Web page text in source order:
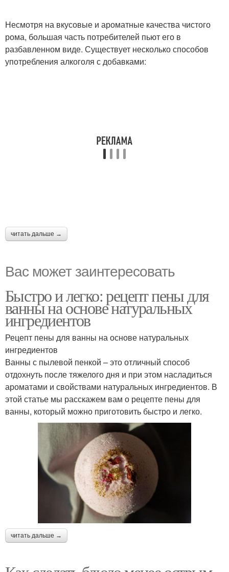
Несмотря на вкусовые и ароматные качества чистого
рома, большая часть потребителей пьют его в
разбавленном виде. Существует несколько способов
употребления алкоголя с добавками:
читать дальше →
Вас может заинтересовать
Быстро и легко: рецепт пены для
ванны на основе натуральных
ингредиентов
Рецепт пены для ванны на основе натуральных
ингредиентов
Ванны с пылевой пенкой – это отличный способ
отдохнуть после тяжелого дня и при этом насладиться
ароматами и свойствами натуральных ингредиентов. В
этой статье мы расскажем вам о рецепте пены для
ванны, который можно приготовить быстро и легко.
читать дальше →